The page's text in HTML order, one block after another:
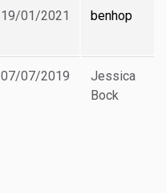
19/01/2021 benhop
07/07/2019
Jessica
Bock